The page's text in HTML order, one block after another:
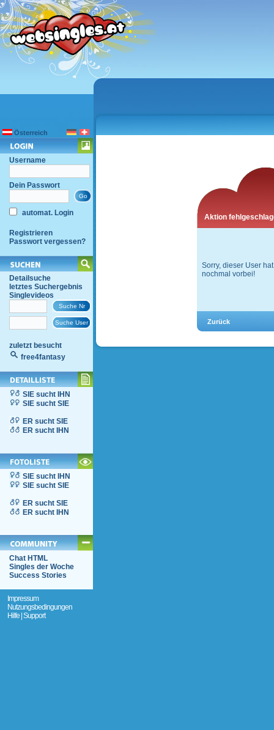
Österreich
Username
Dein Passwort
automat. Login
Registrieren
Passwort vergessen?
Detailsuche
letztes Suchergebnis
Singlevideos
zuletzt besucht
free4fantasy
SIE sucht IHN
SIE sucht SIE
ER sucht SIE
ER sucht IHN
SIE sucht IHN
SIE sucht SIE
ER sucht SIE
ER sucht IHN
Chat HTML
Singles der Woche
Success Stories
Impressum
Nutzungsbedingungen
Hilfe | Support
Aktion
Sorry, dieser User
nochmal vorbei!